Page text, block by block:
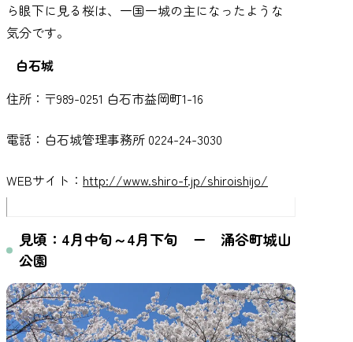
ら眼下に見る桜は、一国一城の主になったような
気分です。
白石城
住所：〒989-0251 白石市益岡町1-16
電話：白石城管理事務所 0224-24-3030
WEBサイト： http://www.shiro-f.jp/shiroishijo/
見頃：4月中旬～4月下旬 ー 涌谷町城山
公園